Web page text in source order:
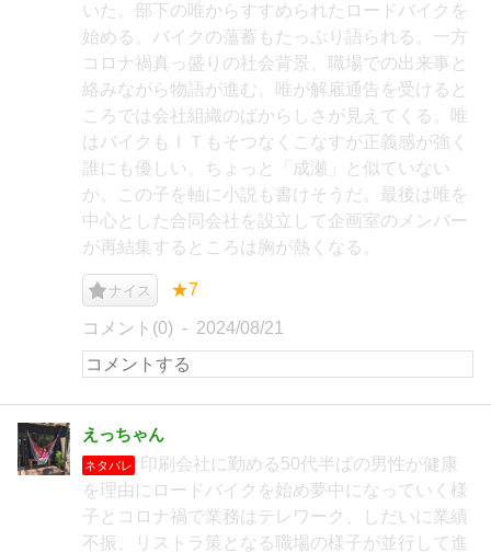
いた。部下の唯からすすめられたロードバイクを
始める。バイクの薀蓄もたっぷり語られる。一方
コロナ禍真っ盛りの社会背景、職場での出来事と
絡みながら物語が進む。唯が解雇通告を受けると
ころでは会社組織のばからしさが見えてくる。唯
はバイクもＩＴもそつなくこなすが正義感が強く
誰にも優しい。ちょっと「成瀬」と似ていない
か。この子を軸に小説も書けそうだ。最後は唯を
中心とした合同会社を設立して企画室のメンバー
が再結集するところは胸が熱くなる。
ナイス ★7
コメント(0) 2024/08/21
えっちゃん
ネタバレ
印刷会社に勤める50代半ばの男性が健康
を理由にロードバイクを始め夢中になっていく様
子とコロナ禍で業務はテレワーク、しだいに業績
不振、リストラ策となる職場の様子が並行して進